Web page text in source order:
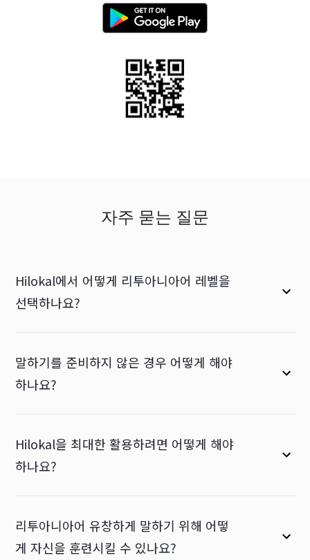
자주 묻는 질문
Hilokal에서 어떻게 리투아니아어 레벨을
선택하나요?
말하기를 준비하지 않은 경우 어떻게 해야
하나요?
Hilokal을 최대한 활용하려면 어떻게 해야
하나요?
리투아니아어 유창하게 말하기 위해 어떻
게 자신을 훈련시킬 수 있나요?